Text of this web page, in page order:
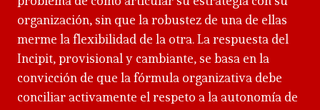
organización, sin que la robustez de una de ellas
merme la flexibilidad de la otra. La respuesta del
Incipit, provisional y cambiante, se basa en la
convicción de que la fórmula organizativa debe
conciliar activamente el respeto a la autonomía de